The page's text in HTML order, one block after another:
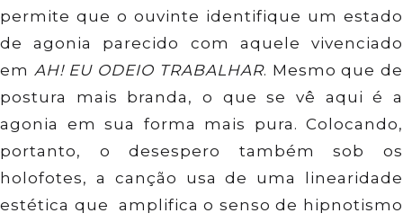
permite que o ouvinte identifique um estado
de agonia parecido com aquele vivenciado
em AH! EU ODEIO TRABALHAR. Mesmo que de
postura mais branda, o que se vê aqui é a
agonia em sua forma mais pura. Colocando,
portanto, o desespero também sob os
holofotes, a canção usa de uma linearidade
estética que amplifica o senso de hipnotismo